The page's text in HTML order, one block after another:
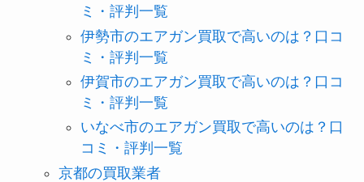
ミ・評判一覧
伊勢市のエアガン買取で高いのは？口コ
ミ・評判一覧
伊賀市のエアガン買取で高いのは？口コ
ミ・評判一覧
いなべ市のエアガン買取で高いのは？口
コミ・評判一覧
京都の買取業者